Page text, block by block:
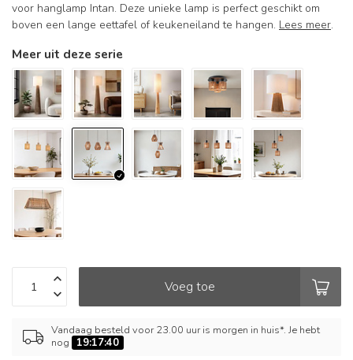
voor hanglamp Intan. Deze unieke lamp is perfect geschikt om
boven een lange eettafel of keukeneiland te hangen. Lees meer.
Meer uit deze serie
Voeg toe
Vandaag besteld voor 23.00 uur is morgen in huis*. Je hebt
nog
19:17:40